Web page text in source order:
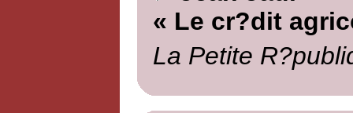
« Le cr?dit
La Petite